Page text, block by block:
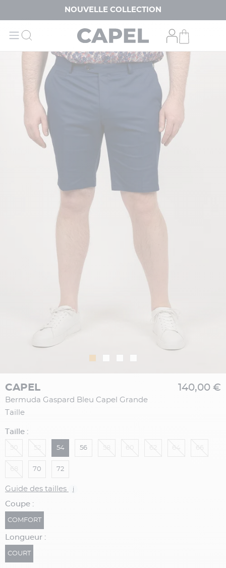
NOUVELLE COLLECTION
CAPEL
Bermuda Gaspard Bleu Capel Grande
Taille
140,00 €
Taille :
54 56
70 72
Guide des tailles i
Coupe :
COMFORT
Longueur :
COURT